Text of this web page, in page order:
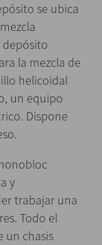
se ubica
depósito
la mezcla de
helicoidal
un equipo
Dispone
y
trabajar una
Todo el
un chasis